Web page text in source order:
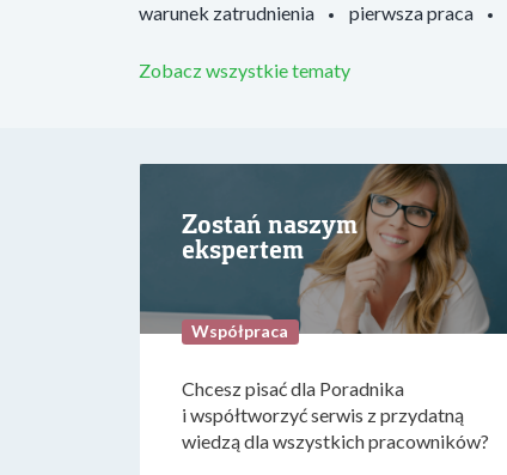
warunek zatrudnienia
pierwsza praca
Zobacz wszystkie tematy
Zostań naszym
ekspertem
Współpraca
Chcesz pisać dla Poradnika
i współtworzyć serwis z przydatną
wiedzą dla wszystkich pracowników?